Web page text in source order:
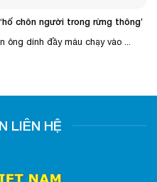
chôn người trong rừng thông’
ông dính đầy máu chạy vào ...
LIÊN HỆ